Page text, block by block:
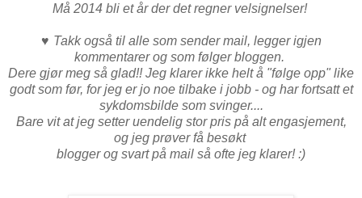
Må 2014 bli et år der det regner velsignelser!
♥ Takk også til alle som sender mail, legger igjen
kommentarer og som følger bloggen.
Dere gjør meg så glad!! Jeg klarer ikke helt å "følge opp" like
godt som før, for jeg er jo noe tilbake i jobb - og har fortsatt et
sykdomsbilde som svinger....
Bare vit at jeg setter uendelig stor pris på alt engasjement,
og jeg prøver få besøkt
blogger og svart på mail så ofte jeg klarer! :)